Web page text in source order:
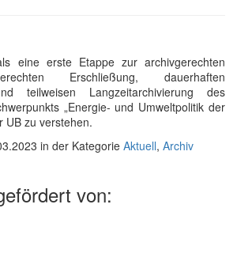
eine erste Etappe zur archivgerechten
Erschließung, dauerhaften
teilweisen Langzeitarchivierung des
„Energie- und Umweltpolitik der
UB zu verstehen.
in der Kategorie Aktuell, Archiv
von: